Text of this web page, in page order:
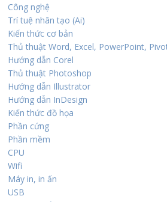
Công nghệ
Trí tuệ nhân tạo (Ai)
Kiến thức cơ bản
Thủ thuật Word, Excel, PowerPoint,
Hướng dẫn Corel
Thủ thuật Photoshop
Hướng dẫn Illustrator
Hướng dẫn InDesign
Kiến thức đồ họa
Phần cứng
Phần mềm
CPU
Wifi
Máy in, in ấn
USB